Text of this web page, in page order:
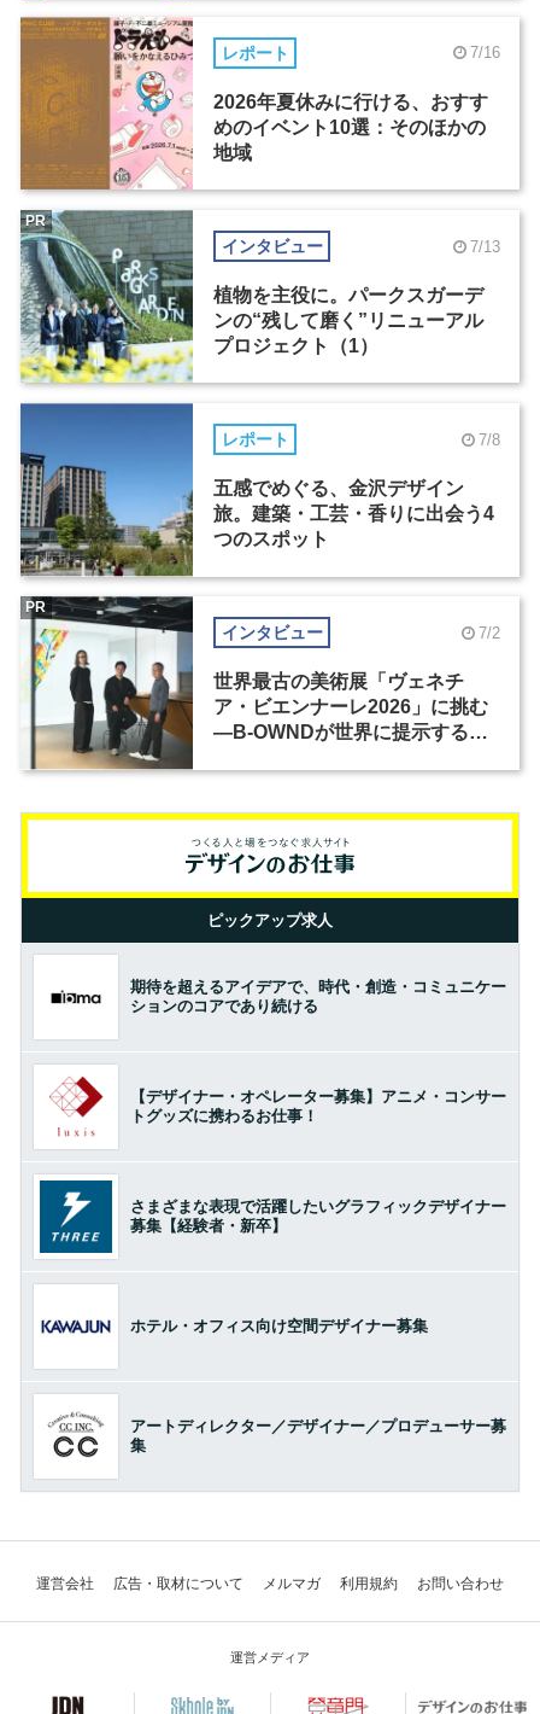
レポート 7/16
2026年夏休みに行ける、おすす
めのイベント10選：そのほかの
地域
インタビュー 7/13
植物を主役に。パークスガーデ
ンの“残して磨く”リニューアル
プロジェクト（1）
PR
レポート 7/8
五感でめぐる、金沢デザイン
旅。建築・工芸・香りに出会う4
つのスポット
インタビュー 7/2
世界最古の美術展「ヴェネチ
ア・ビエンナーレ2026」に挑む
―B-OWNDが世界に提示する美
PR
ピックアップ求人
期待を超えるアイデアで、時代・創造・コミュニケー
ションのコアであり続ける
【デザイナー・オペレーター募集】アニメ・コンサー
トグッズに携わるお仕事！
さまざまな表現で活躍したいグラフィックデザイナー
募集【経験者・新卒】
ホテル・オフィス向け空間デザイナー募集
アートディレクター／デザイナー／プロデューサー募
集
運営会社 広告・取材について メルマガ 利用規約 お問い合わせ
運営メディア